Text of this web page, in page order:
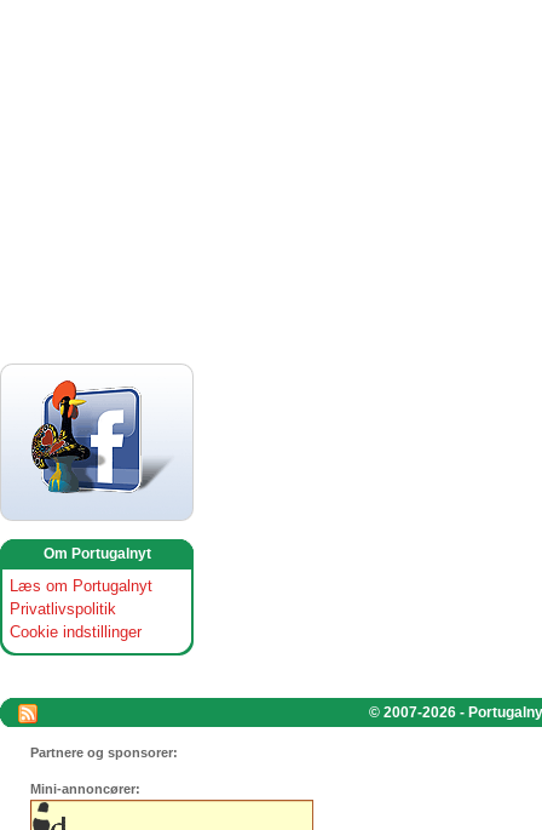
Om Portugalnyt
Læs om Portugalnyt
Privatlivspolitik
Cookie indstillinger
© 2007-2026 -
Partnere og sponsorer:
Mini-annoncører: